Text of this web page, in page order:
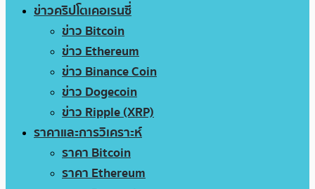
ข่าวคริปโตเคอเรนซี่
ข่าว Bitcoin
ข่าว Ethereum
ข่าว Binance Coin
ข่าว Dogecoin
ข่าว Ripple (XRP)
ราคาและการวิเคราะห์
ราคา Bitcoin
ราคา Ethereum